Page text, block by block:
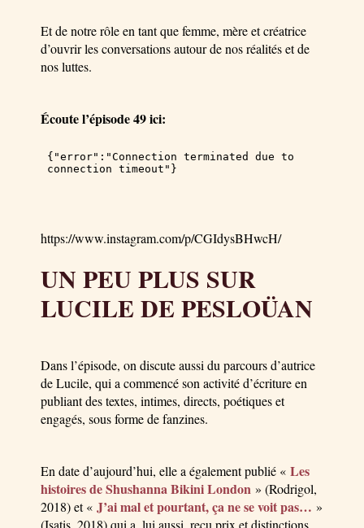
Et de notre rôle en tant que femme, mère et créatrice
d’ouvrir les conversations autour de nos réalités et de
nos luttes.
Écoute l’épisode 49 ici:
https://www.instagram.com/p/CGIdysBHwcH/
UN PEU PLUS SUR
LUCILE DE PESLOÜAN
Dans l’épisode, on discute aussi du parcours d’autrice
de Lucile, qui a commencé son activité d’écriture en
publiant des textes, intimes, directs, poétiques et
engagés, sous forme de fanzines.
En date d’aujourd’hui, elle a également publié « Les
histoires de Shushanna Bikini London » (Rodrigol,
2018) et « J’ai mal et pourtant, ça ne se voit pas… »
(Isatis, 2018) qui a, lui aussi, reçu prix et distinctions.